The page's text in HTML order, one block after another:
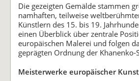
Die gezeigten Gemälde stammen
namhaften, teilweise
Künstlern des 15. bis 19.
einen Überblick über zentrale
europäischen Malerei und folgen
geprägten Ordnung der Khanenko-
Meisterwerke europäischer